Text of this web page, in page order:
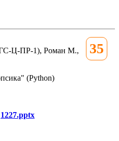
35
Ц-ПР-1), Роман М.,
(Python)
1227.pptx